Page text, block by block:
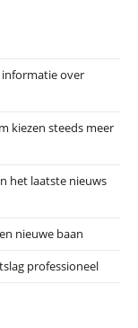
over
kiezen steeds meer
het laatste nieuws
nieuwe baan
professioneel